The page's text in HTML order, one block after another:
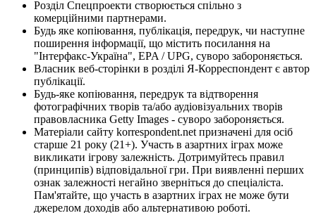
Розділ Спецпроекти створюється спільно з
комерційними партнерами.
Будь яке копіювання, публікація, передрук, чи наступне
поширення інформації, що містить посилання на
"Інтерфакс-Україна", EPA / UPG, суворо забороняється.
Власник веб-сторінки в розділі Я-Корреспондент є автор
публікації.
Будь-яке копіювання, передрук та відтворення
фотографічних творів та/або аудіовізуальних творів
правовласника Getty Images - суворо забороняється.
Матеріали сайту korrespondent.net призначені для осіб
старше 21 року (21+). Участь в азартних іграх може
викликати ігрову залежність. Дотримуйтесь правил
(принципів) відповідальної гри. При виявленні перших
ознак залежності негайно зверніться до спеціаліста.
Пам'ятайте, що участь в азартних іграх не може бути
джерелом доходів або альтернативою роботі.